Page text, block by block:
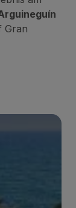
Gran